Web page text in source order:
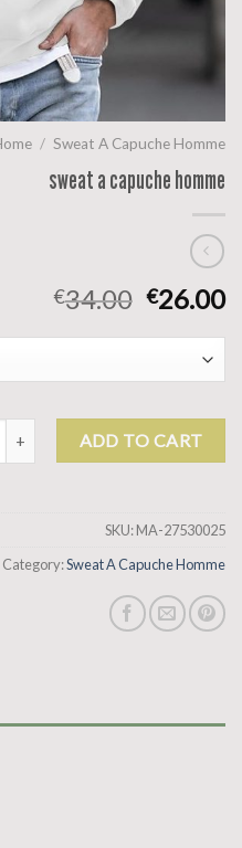
/ Sweat A Capuche Homme
sweat a capuche homme
€34.00 €26.00
capuche homme quantity
ADD TO CART
SKU:MA-27530025
Category:Sweat A Capuche Homme